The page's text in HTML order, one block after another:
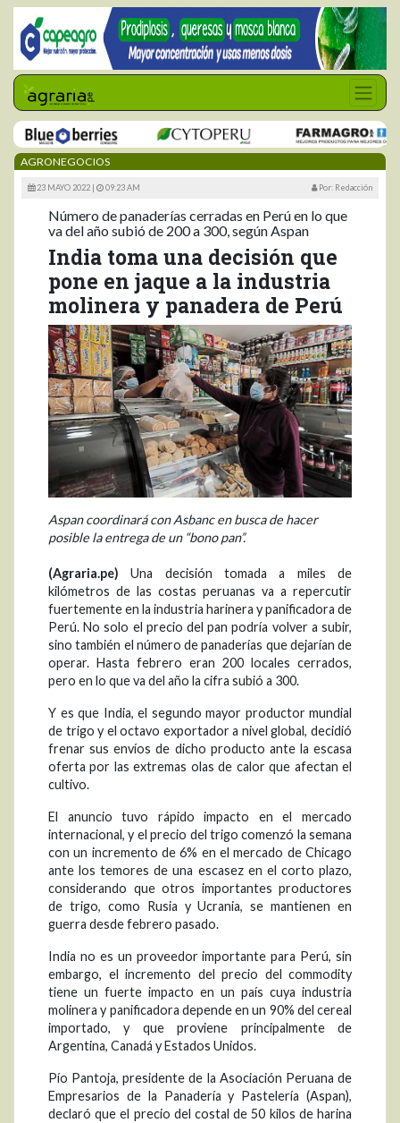
AGRONEGOCIOS
23 MAYO 2022 | 09:23 AM Por: Redacción
Número de panaderías cerradas en Perú en lo que
va del año subió de 200 a 300, según Aspan
India toma una decisión que
pone en jaque a la industria
molinera y panadera de Perú
Aspan coordinará con Asbanc en busca de hacer
posible la entrega de un “bono pan”.
(Agraria.pe) Una decisión tomada a miles de
kilómetros de las costas peruanas va a repercutir
fuertemente en la industria harinera y panificadora de
Perú. No solo el precio del pan podría volver a subir,
sino también el número de panaderías que dejarían de
operar. Hasta febrero eran 200 locales cerrados,
pero en lo que va del año la cifra subió a 300.
Y es que India, el segundo mayor productor mundial
de trigo y el octavo exportador a nivel global, decidió
frenar sus envíos de dicho producto ante la escasa
oferta por las extremas olas de calor que afectan el
cultivo.
El anuncio tuvo rápido impacto en el mercado
internacional, y el precio del trigo comenzó la semana
con un incremento de 6% en el mercado de Chicago
ante los temores de una escasez en el corto plazo,
considerando que otros importantes productores
de trigo, como Rusia y Ucrania, se mantienen en
guerra desde febrero pasado.
India no es un proveedor importante para Perú, sin
embargo, el incremento del precio del commodity
tiene un fuerte impacto en un país cuya industria
molinera y panificadora depende en un 90% del cereal
importado, y que proviene principalmente de
Argentina, Canadá y Estados Unidos.
Pío Pantoja, presidente de la Asociación Peruana de
Empresarios de la Panadería y Pastelería (Aspan),
declaró que el precio del costal de 50 kilos de harina